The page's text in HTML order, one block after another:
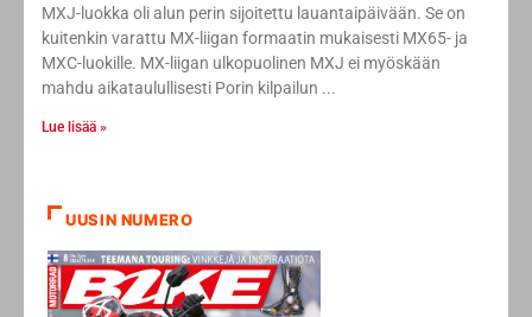
MXJ-luokka oli alun perin sijoitettu lauantaipäivään. Se on
kuitenkin varattu MX-liigan formaatin mukaisesti MX65- ja
MXC-luokille. MX-liigan ulkopuolinen MXJ ei myöskään
mahdu aikataulullisesti Porin kilpailun
Lue lisää »
UUSIN NUMERO